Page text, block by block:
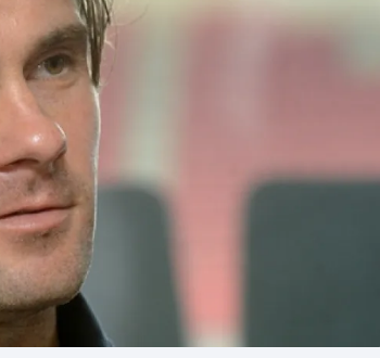
Moderní pětiboj
Motorsport
Olympijské hry
Parasport
Plavání
Plážový volejbal